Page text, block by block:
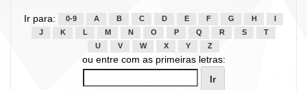
Ir para: 0-9 A B C D E F G H
J
K L M N O P Q R S
T
U
V W X Y Z
ou entre com as primeiras letras: